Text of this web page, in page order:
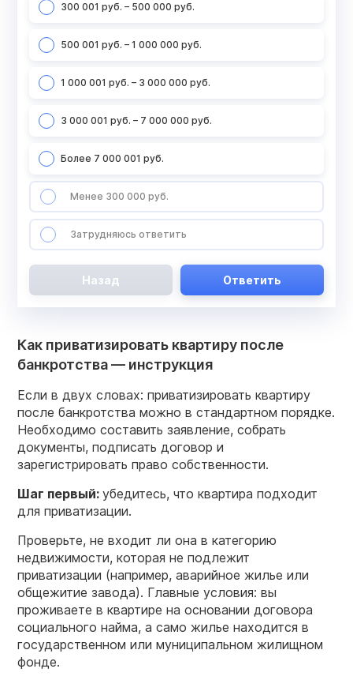
300 001 руб. – 500 000 руб.
500 001 руб. – 1 000 000 руб.
1 000 001 руб. – 3 000 000 руб.
3 000 001 руб. – 7 000 000 руб.
Более 7 000 001 руб.
Менее 300 000 руб.
Затрудняюсь ответить
Назад Ответить
Как приватизировать квартиру после
банкротства — инструкция
Если в двух словах: приватизировать квартиру
после банкротства можно в стандартном порядке.
Необходимо составить заявление, собрать
документы, подписать договор и
зарегистрировать право собственности.
Шаг первый: убедитесь, что квартира подходит
для приватизации.
Проверьте, не входит ли она в категорию
недвижимости, которая не подлежит
приватизации (например, аварийное жилье или
общежитие завода). Главные условия: вы
проживаете в квартире на основании договора
социального найма, а само жилье находится в
государственном или муниципальном жилищном
фонде.